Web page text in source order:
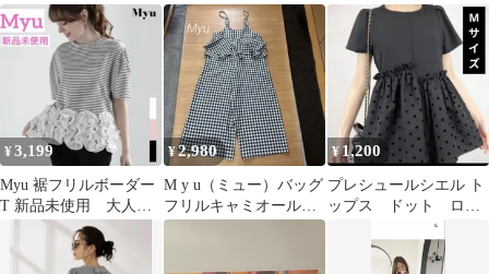
ト ミュー
¥3,199
Myu 裾フリルボーダー
T 新品未使用 大人気
¥2,980
M y u（ミュー）バッグ
フリルキャミオールイ
ンワン サロペット
¥1,200
プレシュールシエル ト
ップス ドット ロジ
ータ アクシーズファ
ム Myu イング